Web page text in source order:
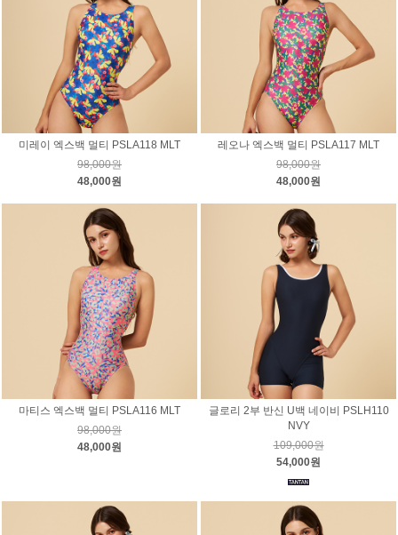
미레이 엑스백 멀티 PSLA118 MLT
98,000원
48,000원
레오나 엑스백 멀티 PSLA117 MLT
98,000원
48,000원
마티스 엑스백 멀티 PSLA116 MLT
98,000원
48,000원
글로리 2부 반신 U백 네이비 PSLH110
NVY
109,000원
54,000원